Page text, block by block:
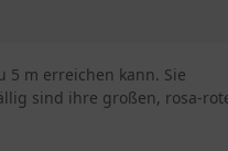
5 m erreichen kann. Sie
sind ihre großen, rosa-